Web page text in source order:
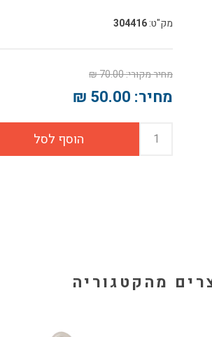
מק"ט:304416
מחיר מקורי:70.00 ₪
מחיר: 50.00 ₪
מהקטגוריה